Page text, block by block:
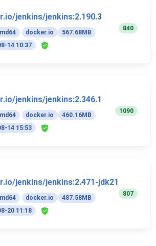
jenkins/jenkins:2.190.3
docker.io
567.68MB
14 10:37
840
jenkins/jenkins:2.346.1
docker.io
460.16MB
14 15:53
1090
jenkins/jenkins:2.471-jdk21
docker.io
487.58MB
20 11:18
807